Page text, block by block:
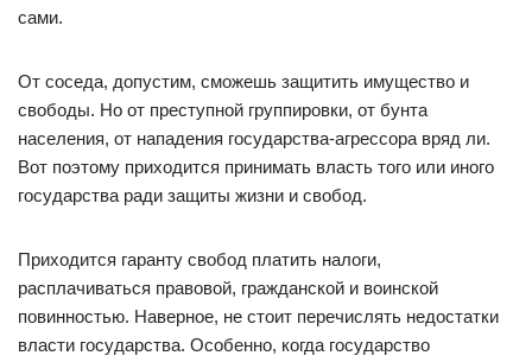
сами.
От соседа, допустим, сможешь защитить имущество и
свободы. Но от преступной группировки, от бунта
населения, от нападения государства-агрессора вряд ли.
Вот поэтому приходится принимать власть того или иного
государства ради защиты жизни и свобод.
Приходится гаранту свобод платить налоги,
расплачиваться правовой, гражданской и воинской
повинностью. Наверное, не стоит перечислять недостатки
власти государства. Особенно, когда государство